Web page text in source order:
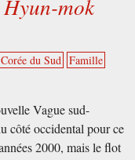
mok
Corée du Sud Famille
Vague sud-
côté occidental pour ce
2000, mais le flot